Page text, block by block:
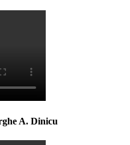
A. Dinicu